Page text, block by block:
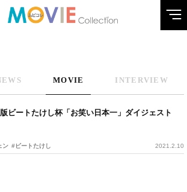
MOVIE INTERVIEW
ビートたけし杯「お笑い日本一」ダイジェスト
ン #ビートたけし 2021.2.10